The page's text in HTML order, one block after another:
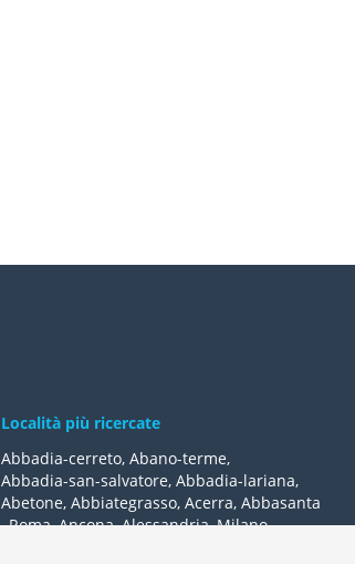
Località più ricercate
Abbadia-cerreto, Abano-terme,
Abbadia-san-salvatore, Abbadia-lariana,
Abetone, Abbiategrasso, Acerra, Abbasanta
,Roma,Ancona,Alessandria,Milano,